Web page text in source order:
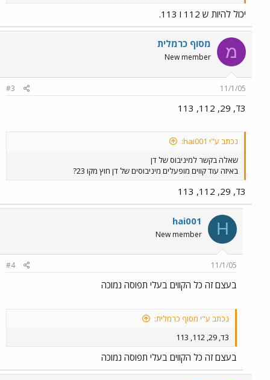
יכול להיות ש 112 ו 113.
מ מסוף כרמלית
New member
11/1/05
#3
3ד, 29, 112, 113
נכתב ע"י hai001:
שאלה בקשר למיניבוס של דן
באיזה עוד קווים מופעלים מיניבוסים של דן חוץ מקו 23?
3ד, 29, 112, 113
H
hai001
New member
11/1/05
#4
בעצם זה כל הקווים בעלי תפוסה נמוכה
נכתב ע"י מסוף כרמלית:
3ד, 29, 112, 113
בעצם זה כל הקווים בעלי תפוסה נמוכה